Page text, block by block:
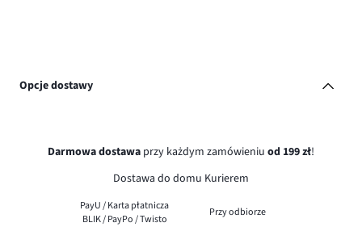
Opcje dostawy
Darmowa dostawa przy każdym zamówieniu od 199 zł!
Dostawa do domu Kurierem
PayU / Karta płatnicza
BLIK / PayPo / Twisto
Przy odbiorze